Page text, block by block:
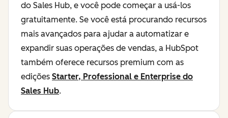
do Sales Hub, e você pode começar a usá-los
gratuitamente. Se você está procurando recursos
mais avançados para ajudar a automatizar e
expandir suas operações de vendas, a HubSpot
também oferece recursos premium com as
edições Starter, Professional e Enterprise do
Sales Hub.